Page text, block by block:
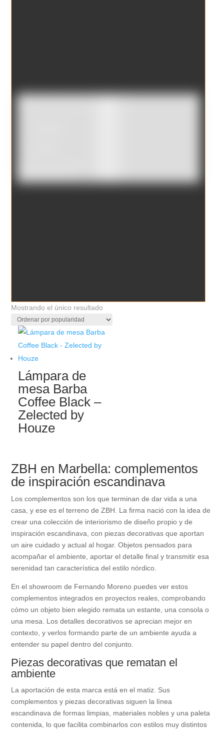
Mostrando el único resultado
Lámpara de
mesa Barba
Coffee Black –
Zelected by
Houze
ZBH en Marbella: complementos
de inspiración escandinava
Los complementos son los que terminan de dar vida a una
casa, y ese es el terreno de ZBH. La firma nació con la idea de
crear una colección de interiorismo de diseño propio y de
inspiración escandinava, con piezas decorativas que aportan
un aire cuidado y actual al hogar. Objetos pensados para
acompañar el ambiente, aportar el detalle final y transmitir esa
serenidad tan característica del estilo nórdico.
En el showroom de Fernando Moreno puedes ver estos
complementos integrados en proyectos reales, comprobando
cómo un objeto bien elegido remata un estante, una consola o
una mesa. Los detalles decorativos se aprecian mejor en
contexto, y verlos formando parte de un ambiente ayuda a
entender su papel dentro del conjunto.
Piezas decorativas que rematan el
ambiente
La aportación de esta marca está en el matiz. Sus
complementos y piezas decorativas siguen la línea
escandinava de formas limpias, materiales nobles y una paleta
contenida, lo que facilita combinarlos con estilos muy distintos